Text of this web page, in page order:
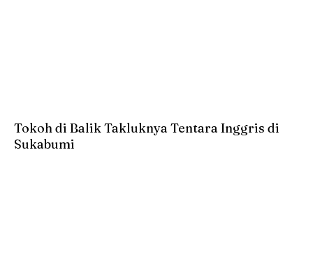
Tokoh di Balik Takluknya Tentara Inggris di
Sukabumi